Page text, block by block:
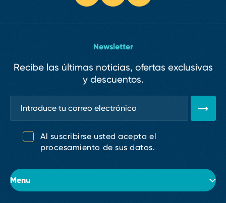
Menu
Newsletter
Recibe las últimas noticias, ofertas exclusivas
y descuentos.
Al suscribirse usted acepta el
procesamiento de sus datos.